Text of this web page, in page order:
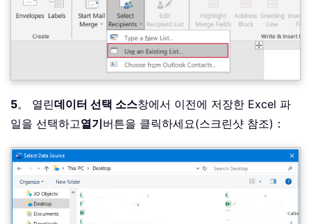
5。 열린데이터 선택 소스창에서 이전에 저장한 Excel 파
일을 선택하고열기버튼을 클릭하세요(스크린샷 참조)：